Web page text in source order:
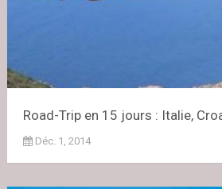
Road-Trip en 15 jours : Italie,
Déc. 1, 2014